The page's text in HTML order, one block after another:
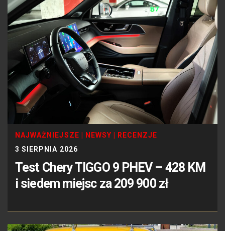
NAJWAŻNIEJSZE NEWSY
RECENZJE
3 SIERPNIA 2026
Test Chery TIGGO 9 PHEV – 428 KM
i siedem miejsc za 209 900 zł